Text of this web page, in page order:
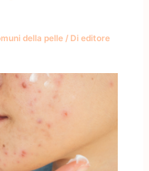
della pelle / Dieditore